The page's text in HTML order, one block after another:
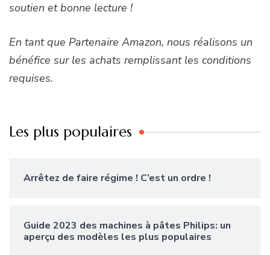
soutien et bonne lecture !
En tant que Partenaire Amazon, nous réalisons un
bénéfice sur les achats remplissant les conditions
requises.
Les plus populaires
Arrêtez de faire régime ! C’est un ordre !
Guide 2023 des machines à pâtes Philips: un
aperçu des modèles les plus populaires